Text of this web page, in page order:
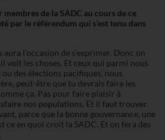
de la SADC au cours de ce
par le référendum qui s’est tenu dans
l’occasion de s’exprimer. Donc on
voit les choses. Et ceux qui parmi nous
des élections pacifiques, nous
peut-être que tu devrais faire les
ça. Pas pour faire plaisir à
nos populations. Et il faut trouver
parce que la bonne gouvernance, une
ce en quoi croit la SADC. Et on fera des